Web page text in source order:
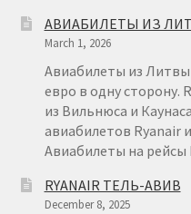
АВИАБИЛЕТЫ ИЗ
March 1, 2026
Авиабилеты из
евро в одну сторону.
из Вильнюса и
авиабилетов Ryanair
Авиабилеты на
RYANAIR ТЕЛЬ-АВИВ
December 8, 2025